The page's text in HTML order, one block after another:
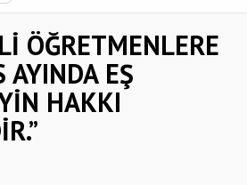
ÖĞRETMENLERE
AYINDA EŞ
HAKKI